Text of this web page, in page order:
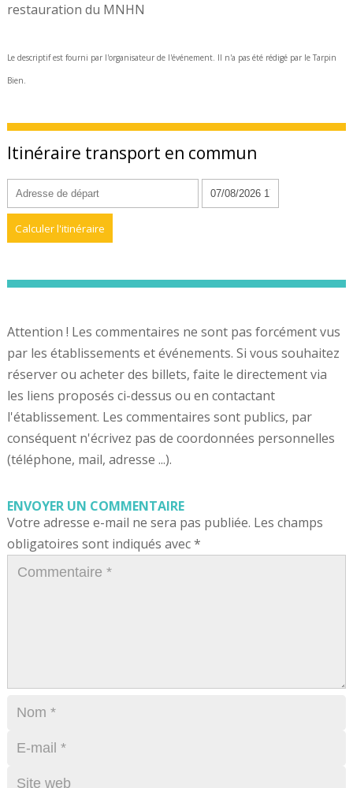
restauration du MNHN
Le descriptif est fourni par l'organisateur de l'événement. Il n'a pas été rédigé par le Tarpin
Bien.
Itinéraire transport en commun
Attention ! Les commentaires ne sont pas forcément vus
par les établissements et événements. Si vous souhaitez
réserver ou acheter des billets, faite le directement via
les liens proposés ci-dessus ou en contactant
l'établissement. Les commentaires sont publics, par
conséquent n'écrivez pas de coordonnées personnelles
(téléphone, mail, adresse ...).
ENVOYER UN COMMENTAIRE
Votre adresse e-mail ne sera pas publiée. Les champs
obligatoires sont indiqués avec*